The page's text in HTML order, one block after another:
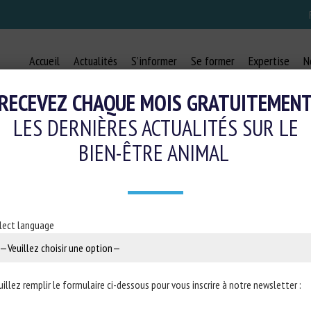
Accueil Actualités S’informer Se former Expertise
DANS L’UE: UN
DE COÛTS ENTRE
la
CHAQUE MOIS
LES DERNIÈRES ACTUALITÉS SUR LE
BIEN-ÊTRE ANIMAL
language
remplir le formulaire ci-dessous pour vous inscrire à notre newsletter :